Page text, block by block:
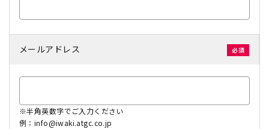
メールアドレス
※半角英数字でご入力ください
例：info@iwaki.atgc.co.jp